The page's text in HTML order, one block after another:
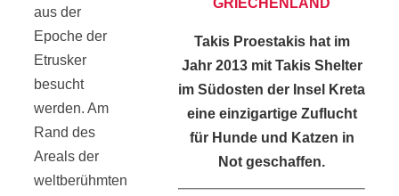
aus der
Epoche der
Etrusker
besucht
werden. Am
Rand des
Areals der
weltberühmten
GRIECHENLAND
Takis Proestakis hat im
Jahr 2013 mit Takis Shelter
im Südosten der Insel Kreta
eine einzigartige Zuflucht
für Hunde und Katzen in
Not geschaffen.